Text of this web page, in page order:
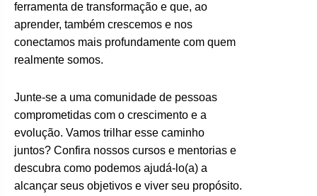
ferramenta de transformação e que, ao
aprender, também crescemos e nos
conectamos mais profundamente com quem
realmente somos.
Junte-se a uma comunidade de pessoas
comprometidas com o crescimento e a
evolução. Vamos trilhar esse caminho
juntos? Confira nossos cursos e mentorias e
descubra como podemos ajudá-lo(a) a
alcançar seus objetivos e viver seu propósito.